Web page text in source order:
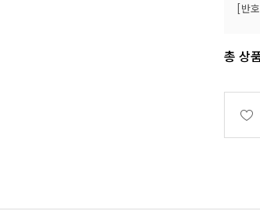
[반
총 상